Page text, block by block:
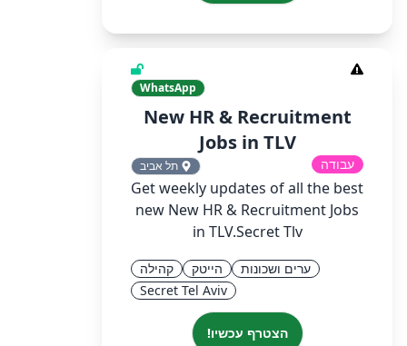
WhatsApp
New HR & Recruitment
Jobs in TLV
עבודה תל אביב
Get weekly updates of all the best
new New HR & Recruitment Jobs
in TLV.Secret Tlv
ערים ושכונות הייטק
קהילה
Secret Tel Aviv
הצטרף עכשיו!